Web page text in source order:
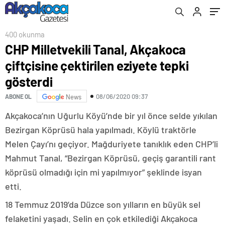
400 okunma
CHP Milletvekili Tanal, Akçakoca
çiftçisine çektirilen eziyete tepki
gösterdi
ABONE OL News 08/06/2020 09:37
Akçakoca’nın Uğurlu Köyü’nde bir yıl önce selde yıkılan
Bezirgan Köprüsü hala yapılmadı. Köylü traktörle
Melen Çayı’nı geçiyor. Mağduriyete tanıklık eden CHP’li
Mahmut Tanal, “Bezirgan Köprüsü, geçiş garantili rant
köprüsü olmadığı için mi yapılmıyor” şeklinde isyan
etti.
18 Temmuz 2019’da Düzce son yılların en büyük sel
felaketini yaşadı. Selin en çok etkilediği Akçakoca